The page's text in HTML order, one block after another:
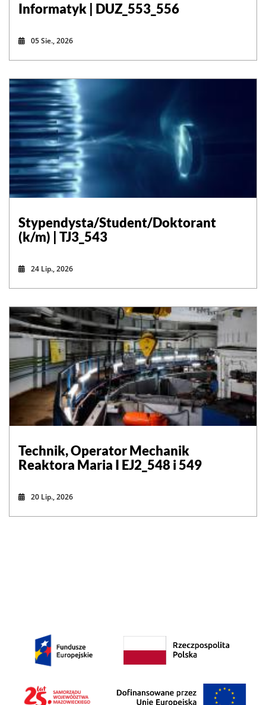
Informatyk | DUZ_553_556
05 Sie., 2026
Stypendysta/Student/Doktorant
(k/m) | TJ3_543
24 Lip., 2026
Technik, Operator Mechanik
Reaktora Maria I EJ2_548 i 549
20 Lip., 2026